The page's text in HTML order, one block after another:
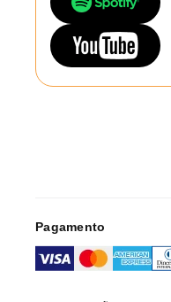
Pagamento